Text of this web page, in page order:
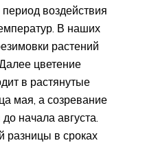
воздействия
В наших
растений
цветение
в растянутые
мая, а созревание
начала августа.
разницы в сроках